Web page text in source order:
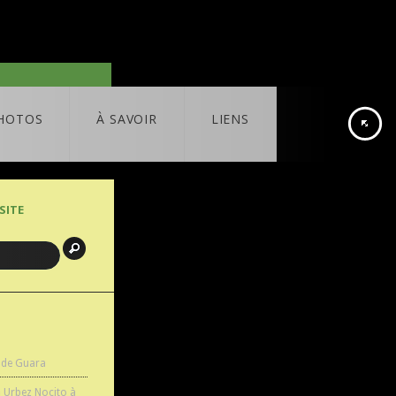
À SAVOIR LIENS
Guara
Urbez Nocito à